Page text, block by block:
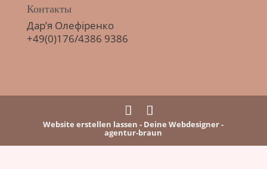
Контакты
Дар’я Олефіренко
+49(0)176/4386 9386
Website erstellen lassen - Deine Webdesigner -
agentur-braun